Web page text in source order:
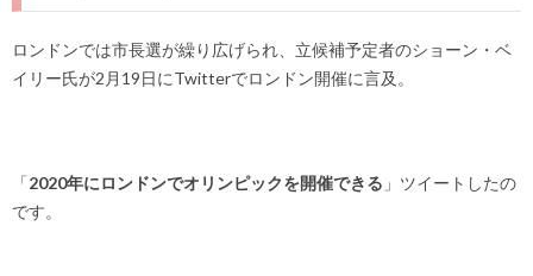
ロンドンでは市長選が繰り広げられ、立候補予定者のショーン・ベ
イリー氏が2月19日にTwitterでロンドン開催に言及。
「2020年にロンドンでオリンピックを開催できる 」ツイートしたの
です。